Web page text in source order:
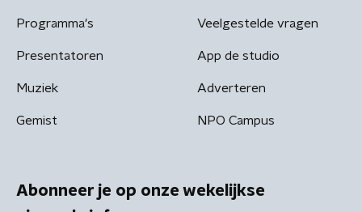
Programma's
Presentatoren
Muziek
Gemist
Veelgestelde vragen
App de studio
Adverteren
NPO Campus
Abonneer je op onze wekelijkse